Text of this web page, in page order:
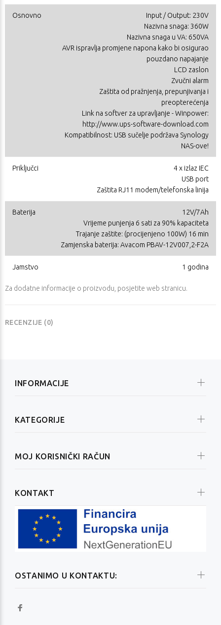
Osnovno
Input / Output: 230V
Nazivna snaga: 360W
Nazivna snaga u VA: 650VA
AVR ispravlja promjene napona kako bi osigurao
pouzdano napajanje
LCD zaslon
Zvučni alarm
Zaštita od pražnjenja, prepunjivanja i
preopterećenja
Link na softver za upravljanje - Winpower:
http://www.ups-software-download.com
Kompatibilnost: USB sučelje podržava Synology
NAS-ove!
Priključci
4 x izlaz IEC
USB port
Zaštita RJ11 modem/telefonska linija
Baterija
12V/7Ah
Vrijeme punjenja 6 sati za 90% kapaciteta
Trajanje zaštite: (procijenjeno 100W) 16 min
Zamjenska baterija: Avacom PBAV-12V007,2-F2A
Jamstvo 1 godina
Za dodatne informacije o proizvodu, posjetite web stranicu.
RECENZIJE (0)
OSTANIMO U KONTAKTU:
INFORMACIJE
KATEGORIJE
MOJ KORISNIČKI RAČUN
KONTAKT